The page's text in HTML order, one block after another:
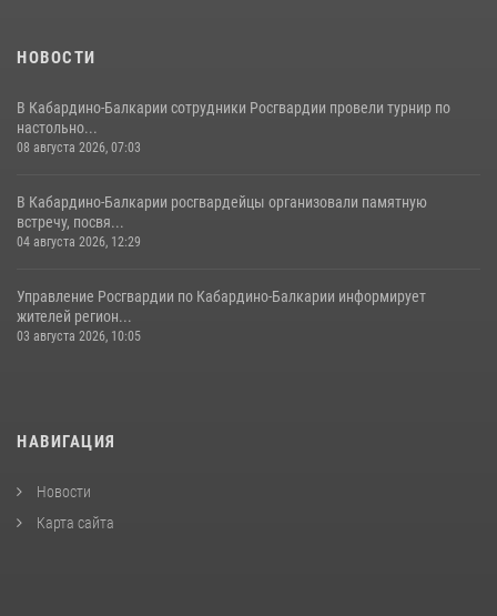
НОВОСТИ
В Кабардино-Балкарии сотрудники Росгвардии провели турнир по
настольно...
08 августа 2026, 07:03
В Кабардино-Балкарии росгвардейцы организовали памятную
встречу, посвя...
04 августа 2026, 12:29
Управление Росгвардии по Кабардино-Балкарии информирует
жителей регион...
03 августа 2026, 10:05
НАВИГАЦИЯ
Новости
Карта сайта